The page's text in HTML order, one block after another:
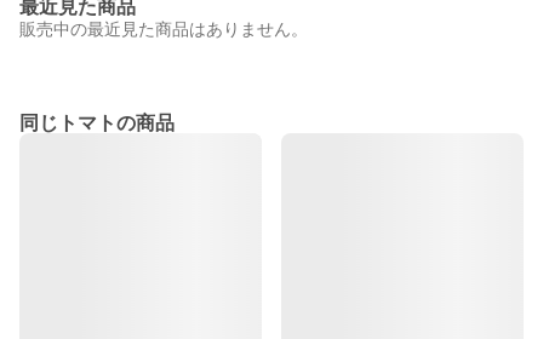
最近見た商品
販売中の最近見た商品はありません。
同じトマトの商品